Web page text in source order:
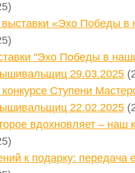
«Эхо Победы в
"Эхо Победы в
29.03.2025
Ступени
22.02.2025
вдохновляет – наш
к подарку: передача